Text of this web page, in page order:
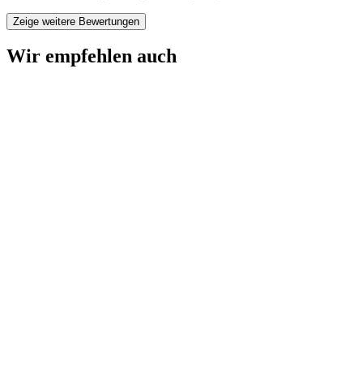
Zeige weitere Bewertungen
Wir empfehlen auch